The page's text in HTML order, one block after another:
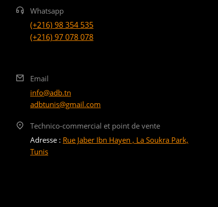
Whatsapp
(+216) 98 354 535
(+216) 97 078 078
Email
info@adb.tn
adbtunis@gmail.com
Technico-commercial et point de vente
Adresse : Rue Jaber Ibn Hayen , La Soukra Park,
Tunis